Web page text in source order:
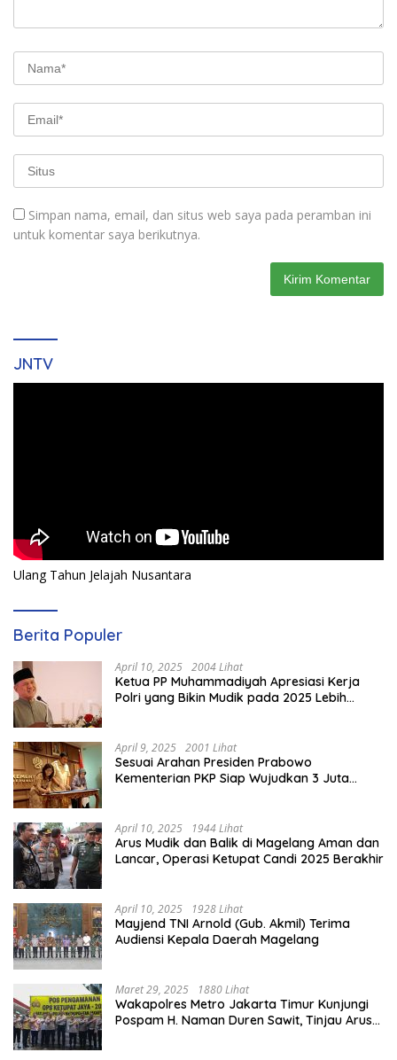
Simpan nama, email, dan situs web saya pada peramban ini
untuk komentar saya berikutnya.
JNTV
Ulang Tahun Jelajah Nusantara
Berita Populer
April 10, 2025 2004 Lihat
Ketua PP Muhammadiyah Apresiasi Kerja
Polri yang Bikin Mudik pada 2025 Lebih
April 9, 2025 2001 Lihat
Sesuai Arahan Presiden Prabowo
Kementerian PKP Siap Wujudkan 3 Juta
April 10, 2025 1944 Lihat
Arus Mudik dan Balik di Magelang Aman dan
Lancar, Operasi Ketupat Candi 2025 Berakhir
April 10, 2025 1928 Lihat
Mayjend TNI Arnold (Gub. Akmil) Terima
Audiensi Kepala Daerah Magelang
Maret 29, 2025 1880 Lihat
Wakapolres Metro Jakarta Timur Kunjungi
Pospam H. Naman Duren Sawit, Tinjau Arus